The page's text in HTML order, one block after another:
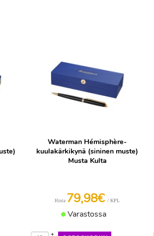
Waterman Hémisphère-
kuulakärkikynä (sininen muste)
Musta Kulta
Hinta 79,98€ / KPL
Varastossa
+